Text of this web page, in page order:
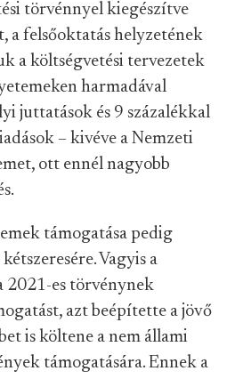
törvénnyel kiegészítve
a felsőoktatás helyzetének
a költségvetési tervezetek
harmadával
juttatások és 9 százalékkal
– kivéve a Nemzeti
ott ennél nagyobb
támogatása pedig
Vagyis a
2021-es törvénynek
azt beépítette a jövő
is költene a nem állami
támogatására. Ennek a